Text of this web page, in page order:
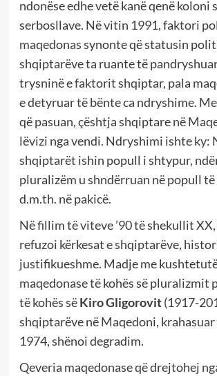
ndonëse edhe vetë kanë qenë koloni
serbosllave. Në vitin 1991, faktori
maqedonas synonte që statusin
shqiptarëve ta ruante të
trysninë e faktorit shqiptar, pala
e detyruar të bënte ca ndryshime.
që pasuan, çështja shqiptare në
lëvizi nga vendi. Ndryshimi ishte ky:
shqiptarët ishin popull i shtypur,
pluralizëm u shndërruan në popull të
d.m.th. në pakicë.
Në fillim të viteve ’90 të shekullit
refuzoi kërkesat e shqiptarëve,
justifikueshme. Madje me
maqedonase të kohës së pluralizmit
të kohës sëKiro Gligorovit(1917-
shqiptarëve në Maqedoni,
1974, shënoi degradim.
Qeveria maqedonase që drejtohej